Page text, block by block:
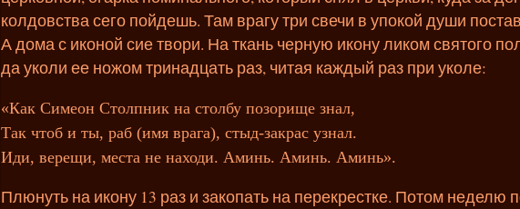
колдовства сего пойдешь. Там врагу три свечи в упокой души
А дома с иконой сие твори. На ткань черную икону ликом святого
да уколи ее ножом тринадцать раз, читая каждый раз при уколе:
«Как Симеон Столпник на столбу позорище знал,
Так чтоб и ты, раб (имя врага), стыд-закрас узнал.
Иди, верещи, места не находи. Аминь. Аминь. Аминь».
Плюнуть на икону 13 раз и закопать на перекрестке. Потом неделю